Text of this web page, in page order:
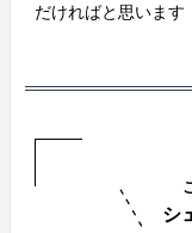
だければと思います
シ